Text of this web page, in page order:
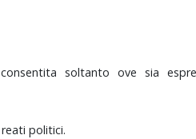
consentita soltanto ove sia
reati politici.